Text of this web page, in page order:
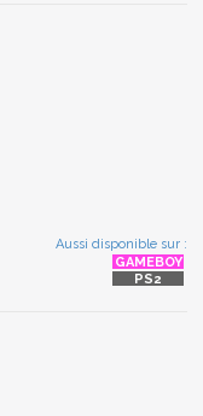
Aussi disponible sur :